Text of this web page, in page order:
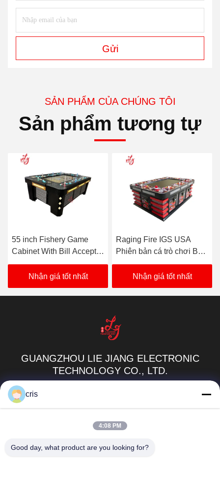
Gửi
SẢN PHẨM CỦA CHÚNG TÔI
Sản phẩm tương tự
Raging Fire IGS USA
Phiên bản cá trò chơi Bàn
trò chơi đánh bạc
Nhận giá tốt nhất
Tủ bàn Ocean King 3
Buffalo Thunder Fish với
màn hình 100 inch
Nhận giá tốt nhất
GUANGZHOU LIE JIANG ELECTRONIC
TECHNOLOGY CO., LTD.
Quảng Châu, Trung Quốc
cris
4:08 PM
Good day, what product are you looking for?